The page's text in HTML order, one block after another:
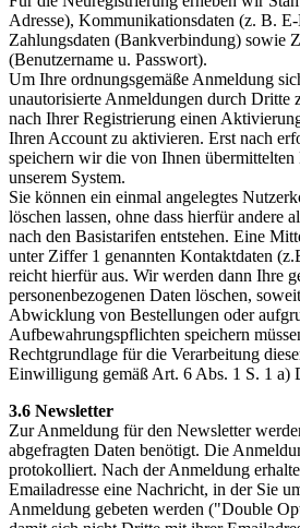
Adresse), Kommunikationsdaten (z. B.
Zahlungsdaten (Bankverbindung) sowie
(Benutzername u. Passwort).
Um Ihre ordnungsgemäße Anmeldung
unautorisierte Anmeldungen durch Dritte
nach Ihrer Registrierung einen
Ihren Account zu aktivieren. Erst nach
speichern wir die von Ihnen übermittelten
unserem System.
Sie können ein einmal angelegtes
löschen lassen, ohne dass hierfür andere
nach den Basistarifen entstehen. Eine
unter Ziffer 1 genannten Kontaktdaten
reicht hierfür aus. Wir werden dann Ihre
personenbezogenen Daten löschen,
Abwicklung von Bestellungen oder
Aufbewahrungspflichten speichern
Rechtgrundlage für die Verarbeitung
Einwilligung gemäß Art. 6 Abs. 1 S. 1 a)
3.6 Newsletter
Zur Anmeldung für den Newsletter
abgefragten Daten benötigt. Die
protokolliert. Nach der Anmeldung
Emailadresse eine Nachricht, in der Sie
Anmeldung gebeten werden ("Double